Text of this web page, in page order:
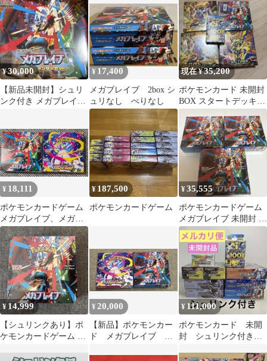
ます
¥30,000
【新品未開封】シュリ
ンク付き メガブレイブ
¥ 17,400
メガブレイブ 2box シ
ュリなし ぺりなし
現在 ¥35,200
ポケモンカード 未開封
BOX スタートデッキ
100 まとめ売り
¥ 18,111
ポケモンカードゲーム
メガブレイブ、メガシ
ンフォニア boxシュリ
ンク無し
¥ 187,500
ポケモンカードゲーム
¥35,555
ポケモンカードゲーム
メガブレイブ 未開封 シ
ュリンク付き
¥14,999
【シュリンクあり】ポ
ケモンカードゲーム メ
¥ 20,000
【新品】ポケモンカー
ド メガブレイブ
¥ 111,000
ポケモンカード 未開
封 シュリンク付き